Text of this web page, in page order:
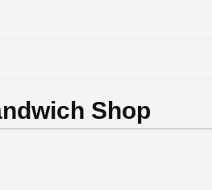
Shop